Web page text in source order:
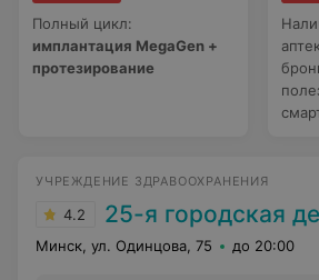
Полный цикл:
имплантация MegaGen +
протезирование
УЧРЕЖДЕНИЕ ЗДРАВООХРАНЕНИЯ
4.2 25-я городская
Минск, ул. Одинцова, 75 до 20:00